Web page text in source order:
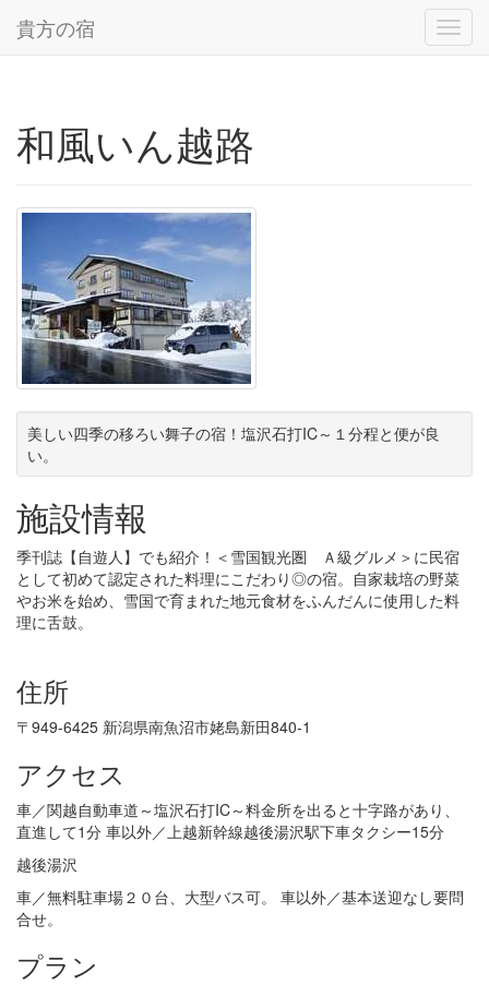
貴方の宿
和風いん越路
美しい四季の移ろい舞子の宿！塩沢石打IC～１分程と便が良
い。
施設情報
季刊誌【自遊人】でも紹介！＜雪国観光圏 Ａ級グルメ＞に民宿
として初めて認定された料理にこだわり◎の宿。自家栽培の野菜
やお米を始め、雪国で育まれた地元食材をふんだんに使用した料
理に舌鼓。
住所
〒949-6425 新潟県南魚沼市姥島新田840‐1
アクセス
車／関越自動車道～塩沢石打IC～料金所を出ると十字路があり、
直進して1分 車以外／上越新幹線越後湯沢駅下車タクシー15分
越後湯沢
車／無料駐車場２０台、大型バス可。 車以外／基本送迎なし要問
合せ。
プラン